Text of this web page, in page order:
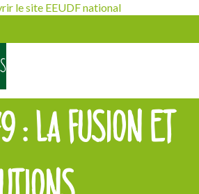
le site EEUDF national
LA FUSION ET